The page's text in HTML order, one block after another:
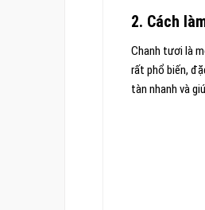
2. Cách
Chanh tươi là
rất phổ biến,
tàn nhanh và